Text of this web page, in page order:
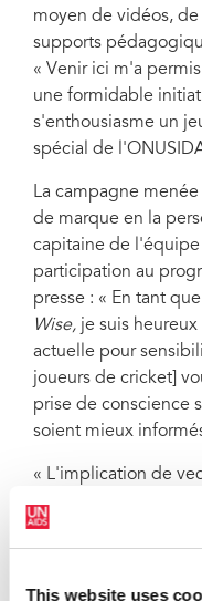
This website uses
moyen de vidéos,
supports
« Venir ici m'a
une formidable
s'enthousiasme un
spécial de
La campagne
de marque en la
capitaine de l'équipe
participation au
presse : « En tant
Wise, je suis
actuelle pour
joueurs de cricket]
prise de conscience
soient mieux
« L'implication de
accroître la visibilité
tous les fans de
Coordonnateur de